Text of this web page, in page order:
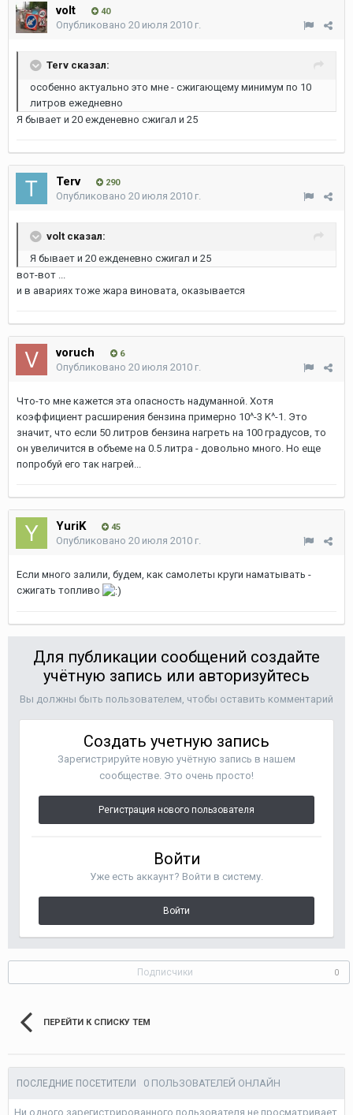
volt 40
Опубликовано 20 июля 2010 г.
Terv сказал:
особенно актуально это мне - сжигающему минимум по 10
литров ежедневно
Я бывает и 20 ежденевно сжигал и 25
Terv 290
Опубликовано 20 июля 2010 г.
volt сказал:
Я бывает и 20 ежденевно сжигал и 25
вот-вот ...
и в авариях тоже жара виновата, оказывается
voruch 6
Опубликовано 20 июля 2010 г.
Что-то мне кажется эта опасность надуманной. Хотя
коэффициент расширения бензина примерно 10^-3 K^-1. Это
значит, что если 50 литров бензина нагреть на 100 градусов, то
он увеличится в объеме на 0.5 литра - довольно много. Но еще
попробуй его так нагрей...
YuriK 45
Опубликовано 20 июля 2010 г.
Если много залили, будем, как самолеты круги наматывать -
сжигать топливо
Для публикации сообщений создайте
учётную запись или авторизуйтесь
Вы должны быть пользователем, чтобы оставить комментарий
Создать учетную запись
Зарегистрируйте новую учётную запись в нашем
сообществе. Это очень просто!
Регистрация нового пользователя
Войти
Уже есть аккаунт? Войти в систему.
Войти
Подписчики 0
ПЕРЕЙТИ К СПИСКУ ТЕМ
ПОСЛЕДНИЕ ПОСЕТИТЕЛИ 0 ПОЛЬЗОВАТЕЛЕЙ ОНЛАЙН
Ни одного зарегистрированного пользователя не просматривает